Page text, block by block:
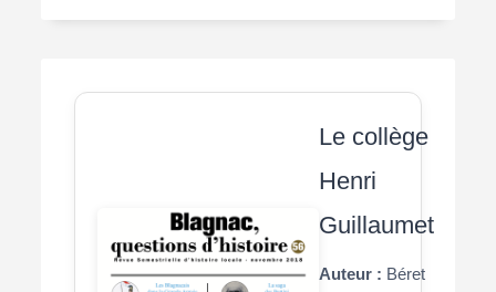
Le collège
Henri
Guillaumet
Auteur : Béret